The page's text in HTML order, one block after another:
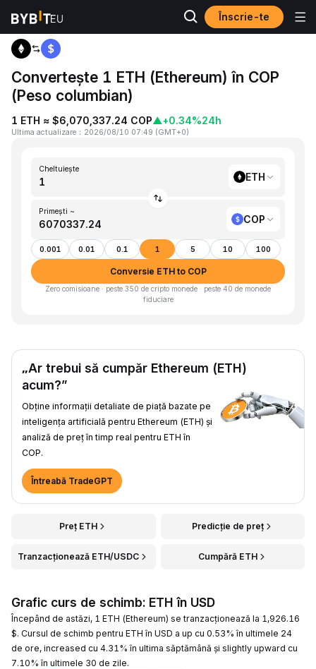
Înscrie-te
Acasă ETH to COP
Convertește 1 ETH (Ethereum) în COP
(Peso columbian)
1 ETH ≈ $6,070,337.24 COP▲+0.34%24h
Ultima actualizare ： 2026/08/10 07:49 (GMT+0)
Cheltuiește
ETH
Primești ~
COP
0.001 0.01 0.1 1 5 10 100
Conversie ETH to COP
Zero comisioane · peste 350 de cripto monede · peste 40 de monede
fiduciare
„Ar trebui să cumpăr Ethereum (ETH)
acum?”
Obține informații detaliate de piață bazate pe
inteligența artificială pentru Ethereum (ETH) și
analiză de preț în timp real pentru ETH în
COP.
Întreabă TradeGPT
Preț ETH Predicție de preț
Tranzacționează ETH/USDC Cumpără ETH
Grafic curs de schimb: ETH în USD
Începând de astăzi, 1 ETH (Ethereum) se tranzacționează la 1,926.16
$. Cursul de schimb pentru ETH în USD a up cu 0.53% în ultimele 24
de ore, increased cu 4.31% în ultima săptămână și slightly upward cu
7.10% în ultimele 30 de zile.